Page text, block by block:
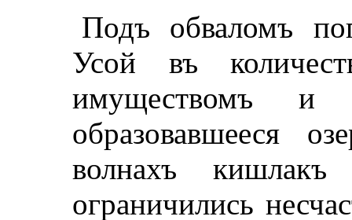
Подъ обваломъ
Усой въ
имуществомъ и
образовавшееся
волнахъ
ограничились